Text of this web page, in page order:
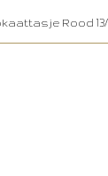
Rood 13/